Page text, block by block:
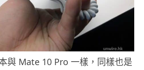
與 Mate 10 Pro 一樣，同樣也是